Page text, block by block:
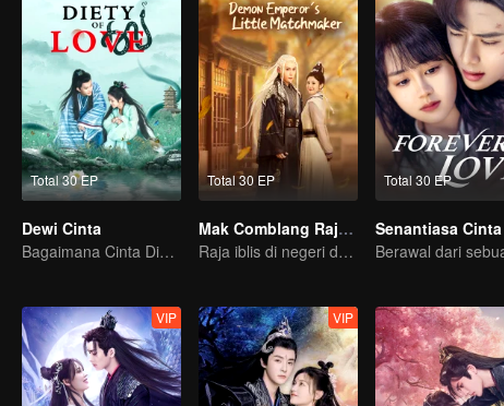
Total 30 EP
Dewi Cinta
Bagaimana Cinta Dimulai dan Menjadi Obsesi
Total 30 EP
Mak Comblang Raja Iblis
Raja iblis di negeri dongeng perlu dicomblangin
Total 30 EP
Senantiasa Cinta
VIP VIP